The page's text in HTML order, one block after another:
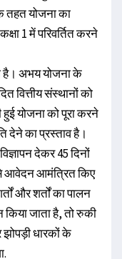
तहत योजना का
1 में परिवर्तित करने
है। अभय योजना के
वित्तीय संस्थानों को
योजना को पूरा करने
देने का प्रस्ताव है।
देकर 45 दिनों
आवेदन आमंत्रित किए
और शर्तों का पालन
जाता है, तो रुकी
झोपड़ी धारकों के